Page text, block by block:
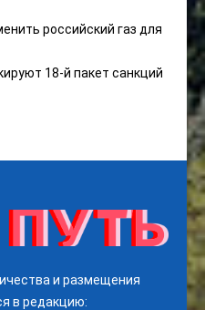
российский газ для
18-й пакет санкций
и размещения
в редакцию: